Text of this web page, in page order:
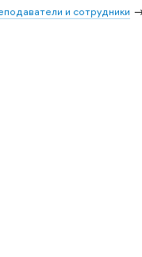
и сотрудники